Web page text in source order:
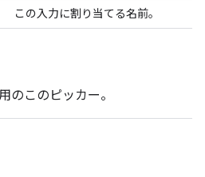
この入力に割り当てる名前。
のこのピッカー。